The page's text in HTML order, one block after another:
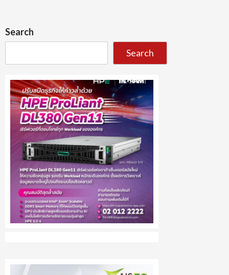
Search
Search